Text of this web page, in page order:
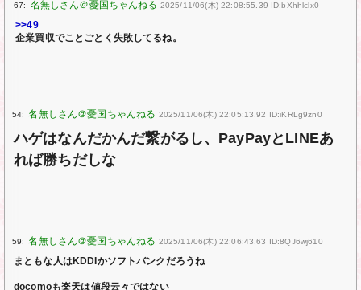
67: 2025/11/06(木) 22:08:55.39 ID:bXhhlclx0
>>49
企業買収でことごとく失敗してるね。
54: 2025/11/06(木) 22:05:13.92 ID:iKRLg9zn0
ハゲはなんだかんだ繋がるし、PayPayとLINEあ
れば勝ちだしな
59: 2025/11/06(木) 22:06:43.63 ID:8QJ6wj610
まともな人はKDDIかソフトバンクだろうね
docomoも楽天は値段云々ではない